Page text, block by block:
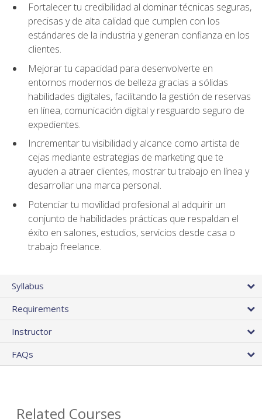
Fortalecer tu credibilidad al dominar técnicas seguras,
precisas y de alta calidad que cumplen con los
estándares de la industria y generan confianza en los
clientes.
Mejorar tu capacidad para desenvolverte en
entornos modernos de belleza gracias a sólidas
habilidades digitales, facilitando la gestión de reservas
en línea, comunicación digital y resguardo seguro de
expedientes.
Incrementar tu visibilidad y alcance como artista de
cejas mediante estrategias de marketing que te
ayuden a atraer clientes, mostrar tu trabajo en línea y
desarrollar una marca personal.
Potenciar tu movilidad profesional al adquirir un
conjunto de habilidades prácticas que respaldan el
éxito en salones, estudios, servicios desde casa o
trabajo freelance.
Syllabus
Requirements
Instructor
FAQs
Related Courses